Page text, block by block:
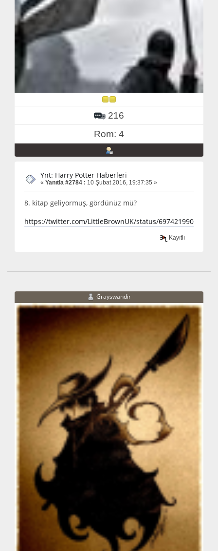
216
Rom: 4
Ynt: Harry Potter Haberleri
« Yanıtla #2784 : 10 Şubat 2016, 19:37:35 »
8. kitap geliyormuş, gördünüz mü?
https://twitter.com/LittleBrownUK/status/
Kayıtlı
Grayswandir